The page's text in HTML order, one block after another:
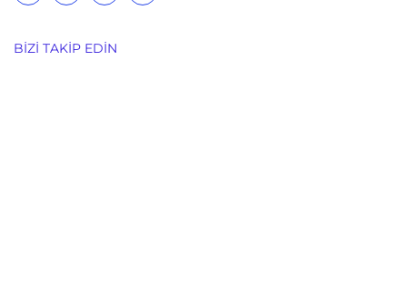
BIZI TAKIP EDIN